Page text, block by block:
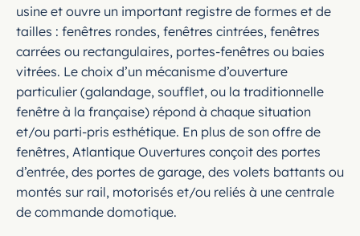
usine et ouvre un important registre de formes et de
tailles : fenêtres rondes, fenêtres cintrées, fenêtres
carrées ou rectangulaires, portes-fenêtres ou baies
vitrées. Le choix d’un mécanisme d’ouverture
particulier (galandage, soufflet, ou la traditionnelle
fenêtre à la française) répond à chaque situation
et/ou parti-pris esthétique. En plus de son offre de
fenêtres, Atlantique Ouvertures conçoit des portes
d’entrée, des portes de garage, des volets battants ou
montés sur rail, motorisés et/ou reliés à une centrale
de commande domotique.